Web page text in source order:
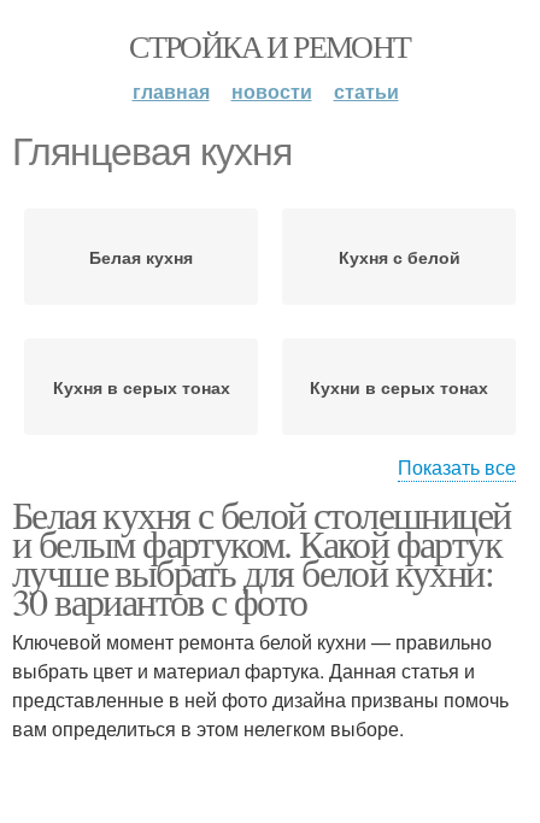
СТРОЙКА И РЕМОНТ
главная новости статьи
Глянцевая кухня
Белая кухня Кухня с белой
Кухня в серых тонах Кухни в серых тонах
Кухня со столешницей
стиле
Кухня в интерьере
Кухня с черной
столешницей
Показать все
Белая кухня с белой столешницей
и белым фартуком. Какой фартук
лучше выбрать для белой кухни:
30 вариантов с фото
Ключевой момент ремонта белой кухни — правильно
выбрать цвет и материал фартука. Данная статья и
представленные в ней фото дизайна призваны помочь
вам определиться в этом нелегком выборе.